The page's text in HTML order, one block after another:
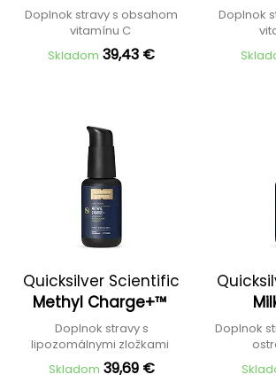
Doplnok stravy s obsahom
vitamínu C
Skladom 39,43 €
Doplnok
Quicksilver Scientific
Methyl Charge+™
Doplnok stravy s
lipozomálnymi zložkami
Skladom 39,69 €
Doplnok